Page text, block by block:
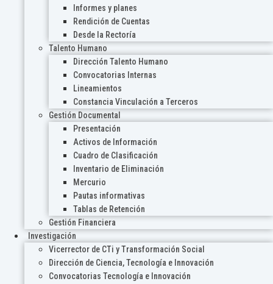
Informes y planes
Rendición de Cuentas
Desde la Rectoría
Talento Humano
Dirección Talento Humano
Convocatorias Internas
Lineamientos
Constancia Vinculación a Terceros
Gestión Documental
Presentación
Activos de Información
Cuadro de Clasificación
Inventario de Eliminación
Mercurio
Pautas informativas
Tablas de Retención
Gestión Financiera
Investigación
Vicerrector de CTi y Transformación Social
Dirección de Ciencia, Tecnología e Innovación
Convocatorias Tecnología e Innovación